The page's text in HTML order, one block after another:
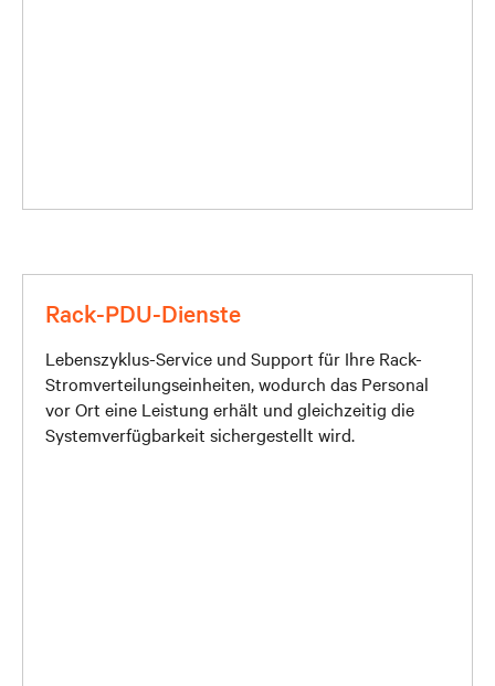
Rack-PDU-Dienste
Lebenszyklus-Service und Support für Ihre Rack-
Stromverteilungseinheiten, wodurch das Personal
vor Ort eine Leistung erhält und gleichzeitig die
Systemverfügbarkeit sichergestellt wird.